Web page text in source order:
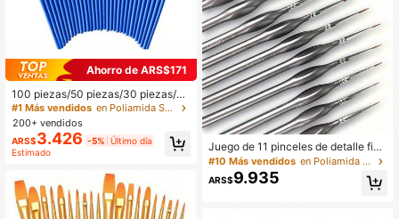
Ahorro de ARS$171
100 piezas/50 piezas/30 piezas/10
piezas Pinceles de pintura con man
go de plástico azul, suministros de
arte adecuados para dibujo de bella
s artes, delineado
#1 Más vendidos
en Poliamida Suministros de pintura y dibujo
200+ vendidos
ARS$3.426 -5% Último día
Estimado
Juego de 11 pinceles de detalle fino
para miniaturas - Diseño de mango
triangular - Adecuado para pintura
acrílica, fabricación de modelos en
#10 Más vendidos en Poliamida Suministros de pintura y dibujo
ARS$9.935